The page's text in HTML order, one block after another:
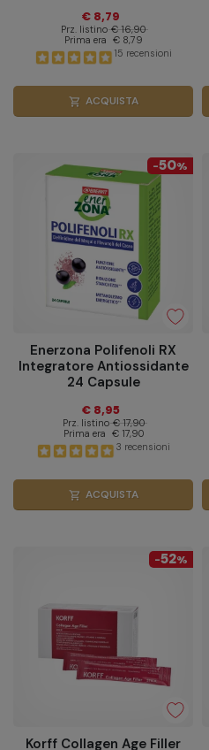
€ 8,79
Prz. listino € 16,90
Prima era € 8,79
15 recensioni
shopping_cart ACQUISTA
-50%
Enerzona Polifenoli RX
Integratore Antiossidante
24 Capsule
€ 8,95
Prz. listino € 17,90
Prima era € 17,90
3 recensioni
shopping_cart ACQUISTA
-52%
Korff Collagen Age Filler